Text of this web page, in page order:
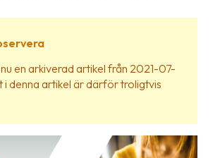
en arkiverad artikel från 2021-07-
i denna artikel är därför troligtvis